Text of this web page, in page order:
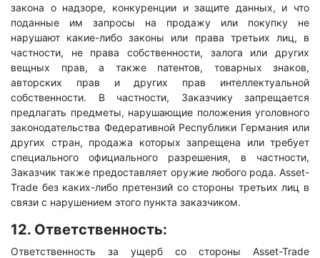
закона о надзоре, конкуренции и защите данных, и что
поданные им запросы на продажу или покупку не
нарушают какие-либо законы или права третьих лиц, в
частности, не права собственности, залога или других
вещных прав, а также патентов, товарных знаков,
авторских прав и других прав интеллектуальной
собственности. В частности, Заказчику запрещается
предлагать предметы, нарушающие положения уголовного
законодательства Федеративной Республики Германия или
других стран, продажа которых запрещена или требует
специального официального разрешения, в частности,
Заказчик также предоставляет оружие любого рода. Asset-
Trade без каких-либо претензий со стороны третьих лиц в
связи с нарушением этого пункта заказчиком.
12. Ответственность:
Ответственность за ущерб со стороны Asset-Trade